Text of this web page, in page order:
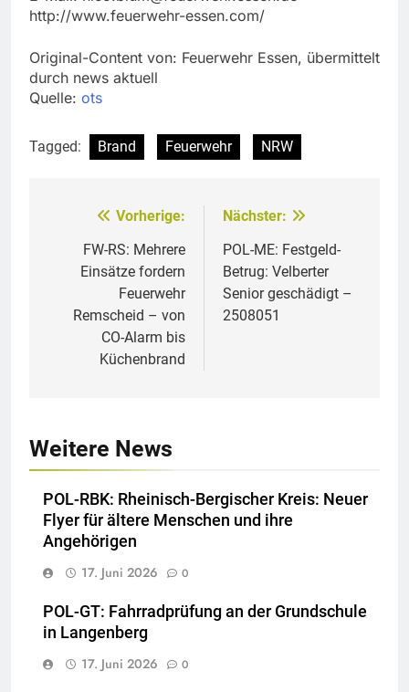
http://www.feuerwehr-essen.com/
Original-Content von: Feuerwehr Essen, übermittelt
durch news aktuell
Quelle: ots
Tagged: Brand Feuerwehr NRW
Beitragsnavigation
Vorherige:
FW-RS: Mehrere
Einsätze fordern
Feuerwehr
Remscheid – von
CO-Alarm bis
Küchenbrand
Nächster:
POL-ME: Festgeld-
Betrug: Velberter
Senior geschädigt –
2508051
Weitere News
POL-RBK: Rheinisch-Bergischer Kreis: Neuer
Flyer für ältere Menschen und ihre
Angehörigen
17. Juni 2026
0
POL-GT: Fahrradprüfung an der Grundschule
in Langenberg
17. Juni 2026
0